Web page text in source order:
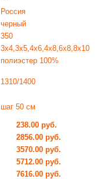
Россия
черный
350
3х4,3х5,4х6,4х8,6х8,8х10
полиэстер 100%
1310/1400
шаг 50 см
238.00 руб.
2856.00 руб.
3570.00 руб.
5712.00 руб.
7616.00 руб.